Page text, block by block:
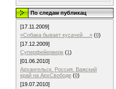
По следам публикац
[17.11.2009]
«Собака бывает кусачей….» (0)
[17.12.2009]
Суперфейерверк (1)
[01.06.2010]
Архангельск. Россия. Важский
край на АрхСвободе (0)
[19.07.2010]